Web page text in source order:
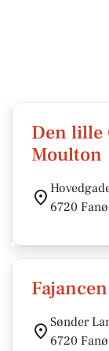
Den lille
Moulton
6720 Fanø
Sønder
6720 Fanø